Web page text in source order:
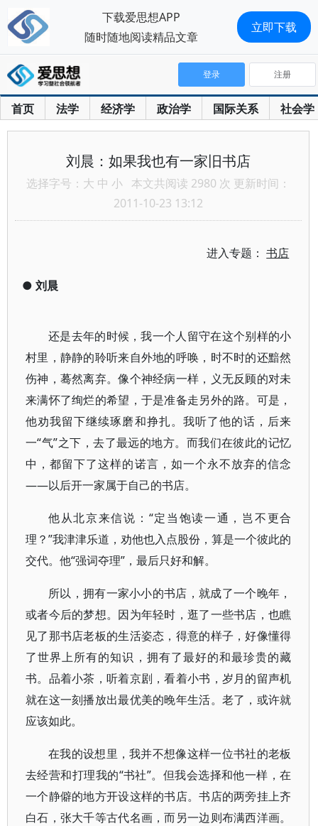
首页 法学 经济学 政治学 国际关系 社会学
登录 注册
刘晨：如果我也有一家旧书店
选择字号： 大 中 小 本文共阅读 2980 次 更新时间：
2011-10-23 13:12
进入专题：书店
● 刘晨
还是去年的时候，我一个人留守在这个别样的小
村里，静静的聆听来自外地的呼唤，时不时的还黯然
伤神，蓦然离弃。像个神经病一样，义无反顾的对未
来满怀了绚烂的希望，于是准备走另外的路。可是，
他劝我留下继续琢磨和挣扎。我听了他的话，后来
一“气”之下，去了最远的地方。而我们在彼此的记忆
中，都留下了这样的诺言，如一个永不放弃的信念
——以后开一家属于自己的书店。
他从北京来信说：“定当饱读一通，岂不更合
理？”我津津乐道，劝他也入点股份，算是一个彼此的
交代。他“强词夺理”，最后只好和解。
所以，拥有一家小小的书店，就成了一个晚年，
或者今后的梦想。因为年轻时，逛了一些书店，也瞧
见了那书店老板的生活姿态，得意的样子，好像懂得
了世界上所有的知识，拥有了最好的和最珍贵的藏
书。品着小茶，听着京剧，看着小书，岁月的留声机
就在这一刻播放出最优美的晚年生活。老了，或许就
应该如此。
在我的设想里，我并不想像这样一位书社的老板
去经营和打理我的“书社”。但我会选择和他一样，在
一个静僻的地方开设这样的书店。书店的两旁挂上齐
白石，张大千等古代名画，而另一边则布满西洋画。
下载爱思想APP
随时随地阅读精品文章
立即下载